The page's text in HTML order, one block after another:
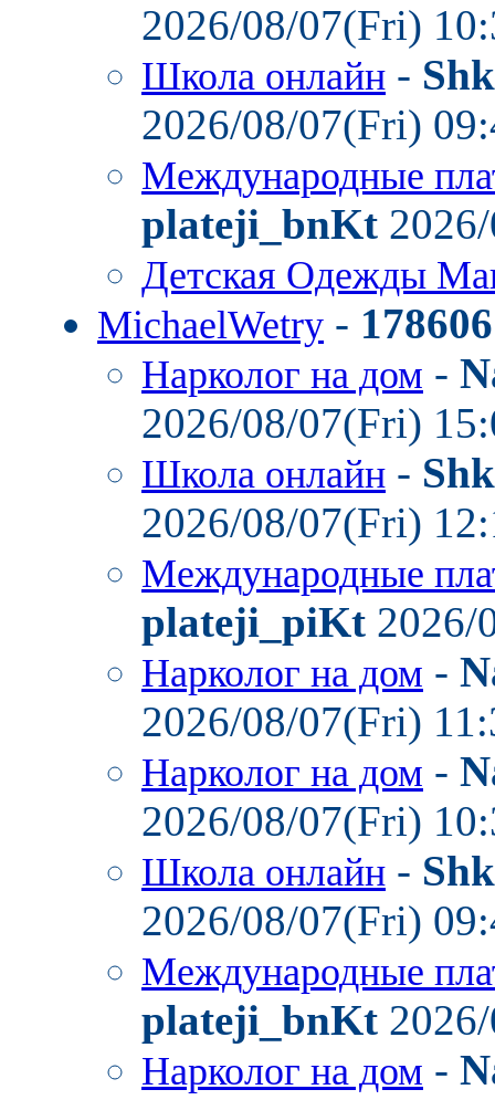
2026/08/07(Fri)
Школа онлайн -
2026/08/07(Fri)
Международные
plateji_bnKt
Детская Одежды
MichaelWetry -
Нарколог на дом -
2026/08/07(Fri)
Школа онлайн -
2026/08/07(Fri)
Международные
plateji_piKt 2026/
Нарколог на дом -
2026/08/07(Fri)
Нарколог на дом -
2026/08/07(Fri)
Школа онлайн -
2026/08/07(Fri)
Международные
plateji_bnKt
Нарколог на дом -